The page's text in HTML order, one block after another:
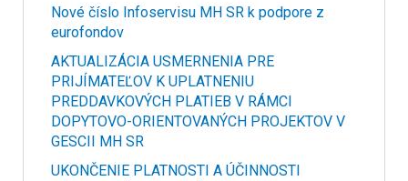
Nové číslo Infoservisu MH SR k podpore z
eurofondov
AKTUALIZÁCIA USMERNENIA PRE
PRIJÍMATEĽOV K UPLATNENIU
PREDDAVKOVÝCH PLATIEB V RÁMCI
DOPYTOVO-ORIENTOVANÝCH PROJEKTOV V
GESCII MH SR
UKONČENIE PLATNOSTI A ÚČINNOSTI